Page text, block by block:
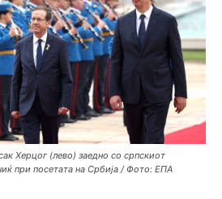
Херцог (лево) заедно со српскиот
при посетата на Србија / Фото: ЕПА